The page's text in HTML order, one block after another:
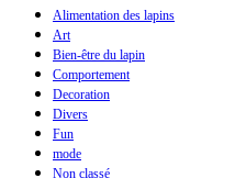
Alimentation des lapins
Art
Bien-être du lapin
Comportement
Decoration
Divers
Fun
mode
Non classé